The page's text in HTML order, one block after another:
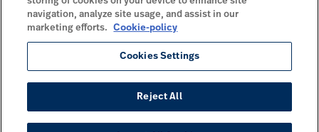
navigation, analyze site usage, and assist in our
marketing efforts.
Cookie-policy
Cookies Settings
Reject All